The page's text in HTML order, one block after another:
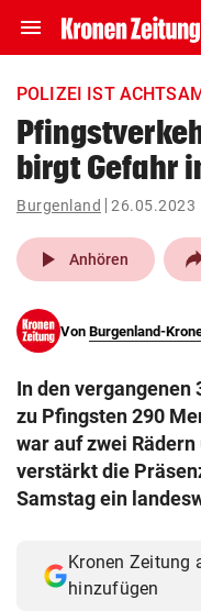
menu Navigation
ein-/ausklappen
account_circle Anmelden
pin_drop
Wien
search
eingeben
© Krone Multimedia
POLIZEI IST
birgt Gefahr
Burgenland 26.05.2023
play_arrow Anhören
Von Burgenland-
In den
zu Pfingsten 290
war auf zwei
verstärkt die
Samstag ein
Kronen Zeitung
hinzufügen